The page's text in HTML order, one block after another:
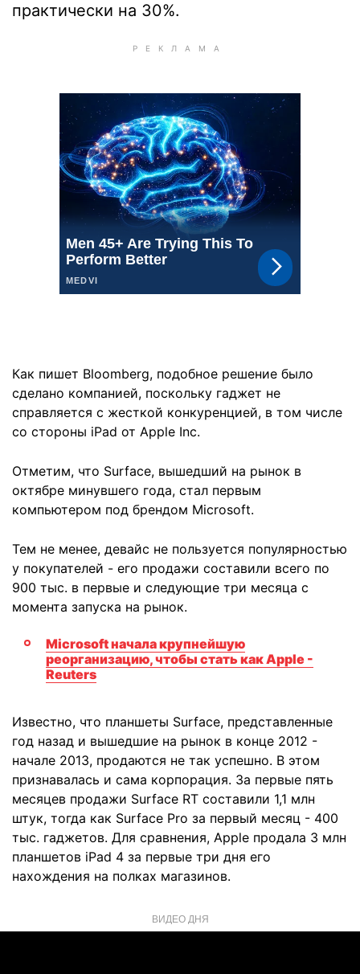
практически на 30%.
Как пишет Bloomberg, подобное решение было
сделано компанией, поскольку гаджет не
справляется с жесткой конкуренцией, в том числе
со стороны iPad от Apple Inc.
Отметим, что Surface, вышедший на рынок в
октябре минувшего года, стал первым
компьютером под брендом Microsoft.
Тем не менее, девайс не пользуется популярностью
у покупателей - его продажи составили всего по
900 тыс. в первые и следующие три месяца с
момента запуска на рынок.
Microsoft начала крупнейшую
реорганизацию, чтобы стать как Apple -
Reuters
Известно, что планшеты Surface, представленные
год назад и вышедшие на рынок в конце 2012 -
начале 2013, продаются не так успешно. В этом
признавалась и сама корпорация. За первые пять
месяцев продажи Surface RT составили 1,1 млн
штук, тогда как Surface Pro за первый месяц - 400
тыс. гаджетов. Для сравнения, Apple продала 3 млн
планшетов iPad 4 за первые три дня его
нахождения на полках магазинов.
ВИДЕО ДНЯ